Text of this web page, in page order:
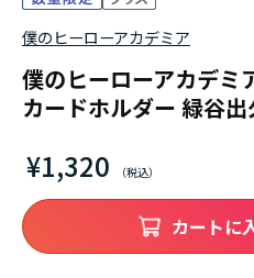
僕のヒーローアカデミア
僕のヒーローアカデミ
カードホルダー 緑谷
¥1,320
カートに